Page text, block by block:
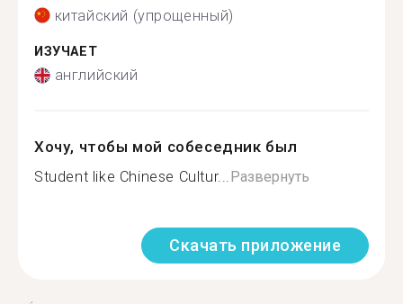
китайский (упрощенный)
ИЗУЧАЕТ
английский
Хочу, чтобы мой собеседник был
Student like Chinese Cultur...Развернуть
Скачать приложение